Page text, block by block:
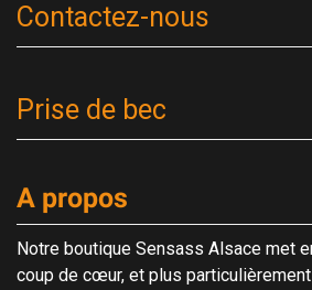
Contactez-nous
Prise de bec
A propos
Notre boutique Sensass Alsace met
coup de cœur, et plus